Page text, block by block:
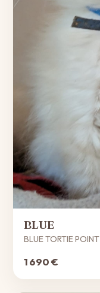
BLUE
BLUE TORTIE POINT
1 690 €